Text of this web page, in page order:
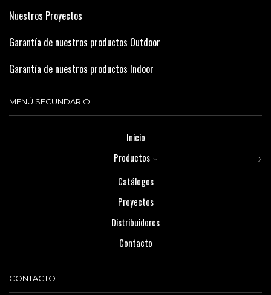
Nuestros Proyectos
Garantía de nuestros productos Outdoor
Garantía de nuestros productos Indoor
MENÚ SECUNDARIO
Inicio
Productos
Catálogos
Proyectos
Distribuidores
Contacto
CONTACTO